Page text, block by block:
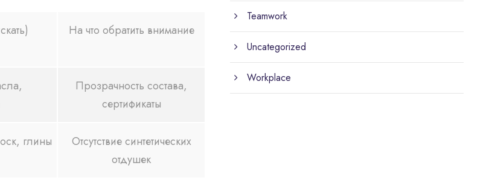
На что обратить внимание
Прозрачность состава,
сертификаты
глины
Отсутствие синтетических
отдушек
Teamwork
Uncategorized
Workplace